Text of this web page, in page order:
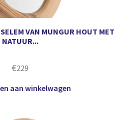
VAN MUNGUR HOUT MET
NATUUR...
€229
aan winkelwagen